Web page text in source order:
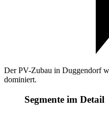
Der PV-Zubau in Duggendorf
dominiert.
Segmente im Detail